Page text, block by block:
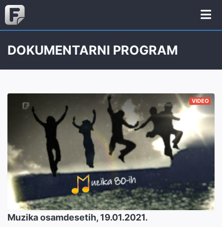
DOKUMENTARNI PROGRAM
VIDEO
Muzika osamdesetih, 19.01.2021.